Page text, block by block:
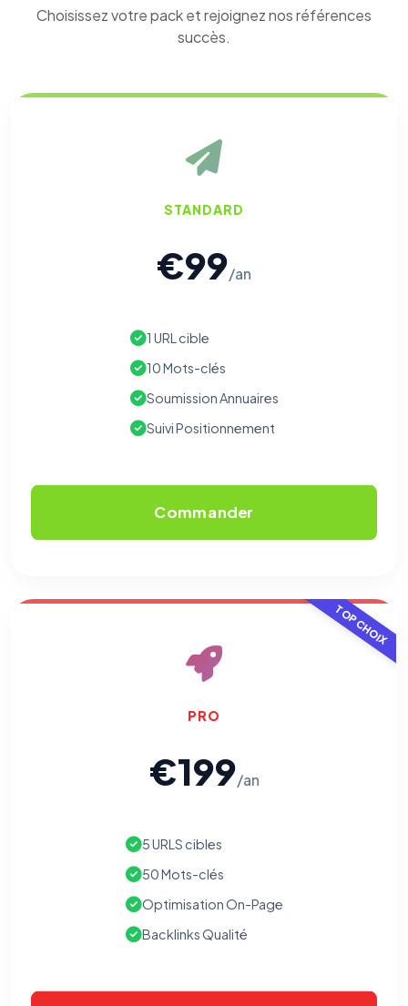
Choisissez votre pack et rejoignez nos références
succès.
STANDARD
€99/an
1 URL cible
10 Mots-clés
Soumission Annuaires
Suivi Positionnement
Commander
TOP CHOIX
PRO
€199/an
5 URLS cibles
50 Mots-clés
Optimisation On-Page
Backlinks Qualité